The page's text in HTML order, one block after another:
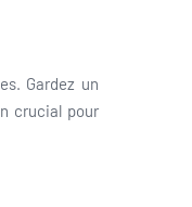
Gardez un
crucial pour